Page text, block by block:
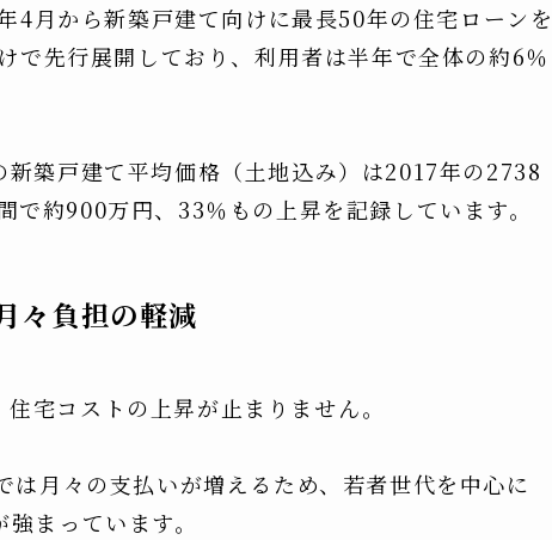
4月から新築戸建て向けに最長50年の住宅ローンを
で先行展開しており、利用者は半年で全体の約6％
築戸建て平均価格（土地込み）は2017年の2738
約900万円、33％もの上昇を記録しています。
々負担の軽減
宅コストの上昇が止まりません。
月々の支払いが増えるため、若者世代を中心に
まっています。